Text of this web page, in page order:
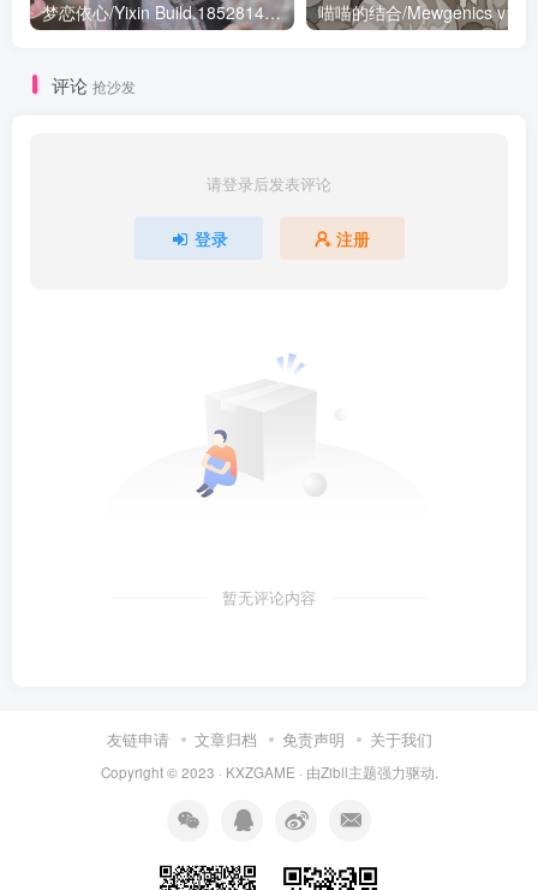
梦恋依心/Yixin Build.18528147|角色扮演|容量10.6GB|免安装绿色中文版
评论 抢沙发
请登录后发表评论
登录 注册
暂无评论内容
友链申请 文章归档 免责声明 关于我们
Copyright © 2023 · KXZGAME · 由Zibll主题强力驱动.